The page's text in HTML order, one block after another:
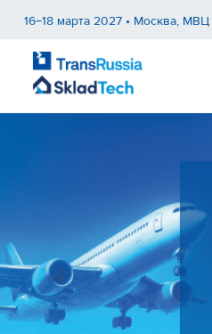
16−18 марта 2027 • Москва,